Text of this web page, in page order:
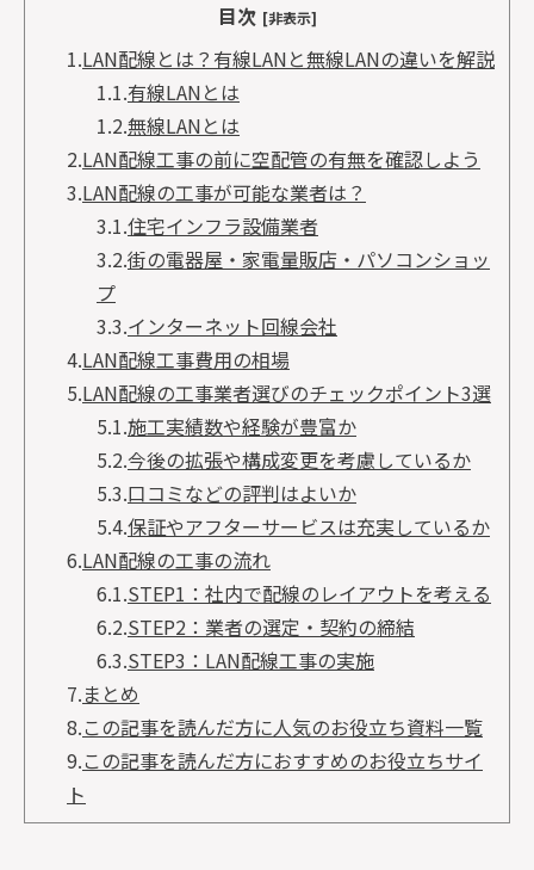
目次 [非表示]
1.LAN配線とは？有線LANと無線LANの違いを解説
1.1.有線LANとは
1.2.無線LANとは
2.LAN配線工事の前に空配管の有無を確認しよう
3.LAN配線の工事が可能な業者は？
3.1.住宅インフラ設備業者
3.2.街の電器屋・家電量販店・パソコンショッ
プ
3.3.インターネット回線会社
4.LAN配線工事費用の相場
5.LAN配線の工事業者選びのチェックポイント3選
5.1.施工実績数や経験が豊富か
5.2.今後の拡張や構成変更を考慮しているか
5.3.口コミなどの評判はよいか
5.4.保証やアフターサービスは充実しているか
6.LAN配線の工事の流れ
6.1.STEP1：社内で配線のレイアウトを考える
6.2.STEP2：業者の選定・契約の締結
6.3.STEP3：LAN配線工事の実施
7.まとめ
8.この記事を読んだ方に人気のお役立ち資料一覧
9.この記事を読んだ方におすすめのお役立ちサイ
ト